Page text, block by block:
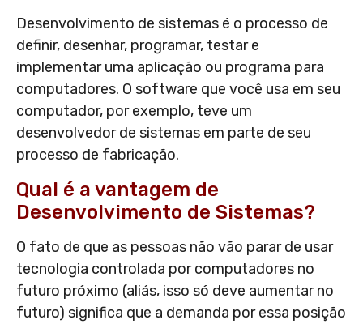
Desenvolvimento de sistemas é o processo de
definir, desenhar, programar, testar e
implementar uma aplicação ou programa para
computadores. O software que você usa em seu
computador, por exemplo, teve um
desenvolvedor de sistemas em parte de seu
processo de fabricação.
Qual é a vantagem de
Desenvolvimento de Sistemas?
O fato de que as pessoas não vão parar de usar
tecnologia controlada por computadores no
futuro próximo (aliás, isso só deve aumentar no
futuro) significa que a demanda por essa posição